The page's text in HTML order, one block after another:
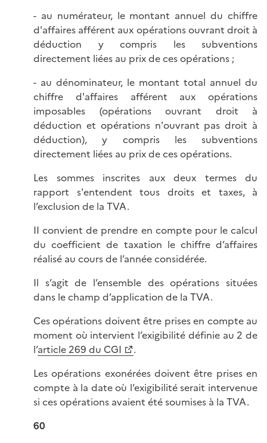
- au numérateur, le montant annuel du chiffre
d'affaires afférent aux opérations ouvrant droit à
déduction y compris les subventions
directement liées au prix de ces opérations ;
- au dénominateur, le montant total annuel du
chiffre d'affaires afférent aux opérations
imposables (opérations ouvrant droit à
déduction et opérations n'ouvrant pas droit à
déduction), y compris les subventions
directement liées au prix de ces opérations.
Les sommes inscrites aux deux termes du
rapport s'entendent tous droits et taxes, à
l’exclusion de la TVA.
II convient de prendre en compte pour le calcul
du coefficient de taxation le chiffre d’affaires
réalisé au cours de l’année considérée.
Il s’agit de l’ensemble des opérations situées
dans le champ d’application de la TVA.
Ces opérations doivent être prises en compte au
moment où intervient l’exigibilité définie au 2 de
l’article 269 du CGI
.
Les opérations exonérées doivent être prises en
compte à la date où l’exigibilité serait intervenue
si ces opérations avaient été soumises à la TVA.
60